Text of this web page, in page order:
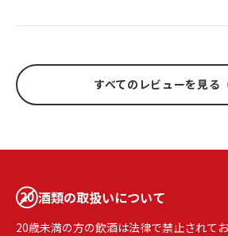
すべてのレビューを見る
酒類の取扱いについて
20歳未満の方の飲酒は法律で禁止されて